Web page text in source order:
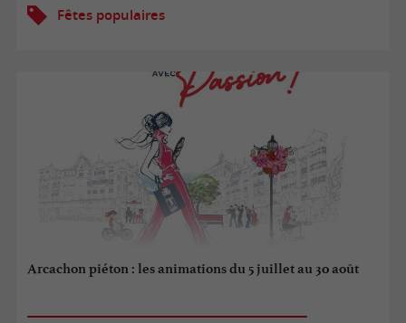
Fêtes populaires
Arcachon piéton : les animations du 5 juillet au 30 août